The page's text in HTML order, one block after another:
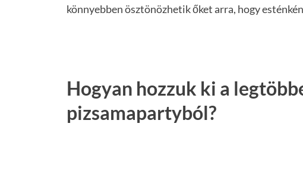
könnyebben ösztönözhetik őket arra, hogy
Hogyan hozzuk ki a
pizsamapartyból?